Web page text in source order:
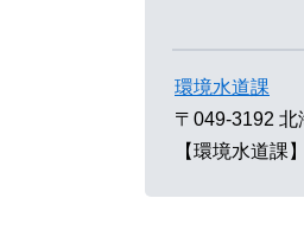
環境水道課
〒049-3192 北
【環境水道課】